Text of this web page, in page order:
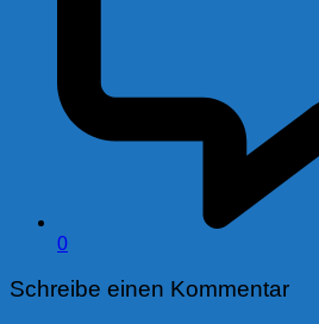
0
Schreibe einen Kommentar